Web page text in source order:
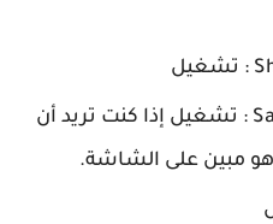
تشغيل
: تشغيل إذا كنت تريد أن
مبين على الشاشة.